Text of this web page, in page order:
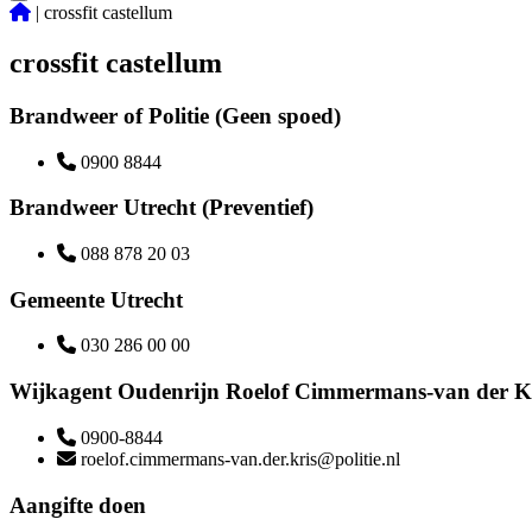
| crossfit castellum
crossfit castellum
Brandweer of Politie (Geen spoed)
0900 8844
Brandweer Utrecht (Preventief)
088 878 20 03
Gemeente Utrecht
030 286 00 00
Wijkagent Oudenrijn Roelof Cimmermans-van der
0900-8844
roelof.cimmermans-van.der.kris@politie.nl
Aangifte doen